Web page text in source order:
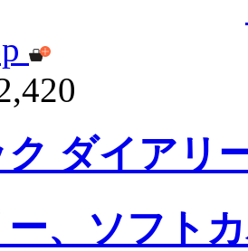
ダイアリ
、ソフト